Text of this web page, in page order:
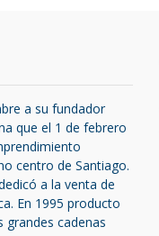
a su fundador
que el 1 de febrero
centro de Santiago.
a la venta de
En 1995 producto
grandes cadenas